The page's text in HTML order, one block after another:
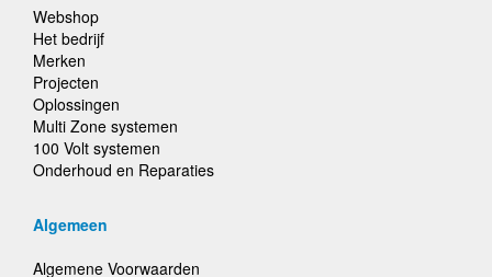
Webshop
Het bedrijf
Merken
Projecten
Oplossingen
Multi Zone systemen
100 Volt systemen
Onderhoud en Reparaties
Algemeen
Algemene Voorwaarden